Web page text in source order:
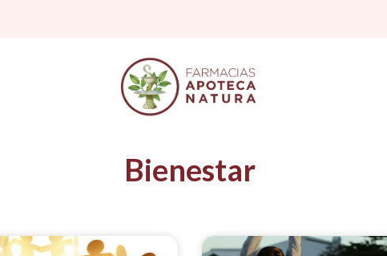
Bienestar